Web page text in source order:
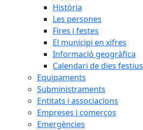
Història
Les persones
Fires i festes
El municipi en xifres
Informació geogràfica
Calendari de dies festius
Equipaments
Subministraments
Entitats i associacions
Empreses i comerços
Emergències